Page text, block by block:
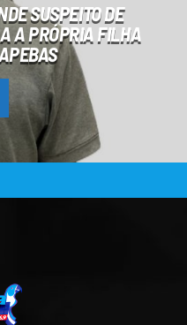
SUSPEITO DE
A PRÓPRIA FILHA